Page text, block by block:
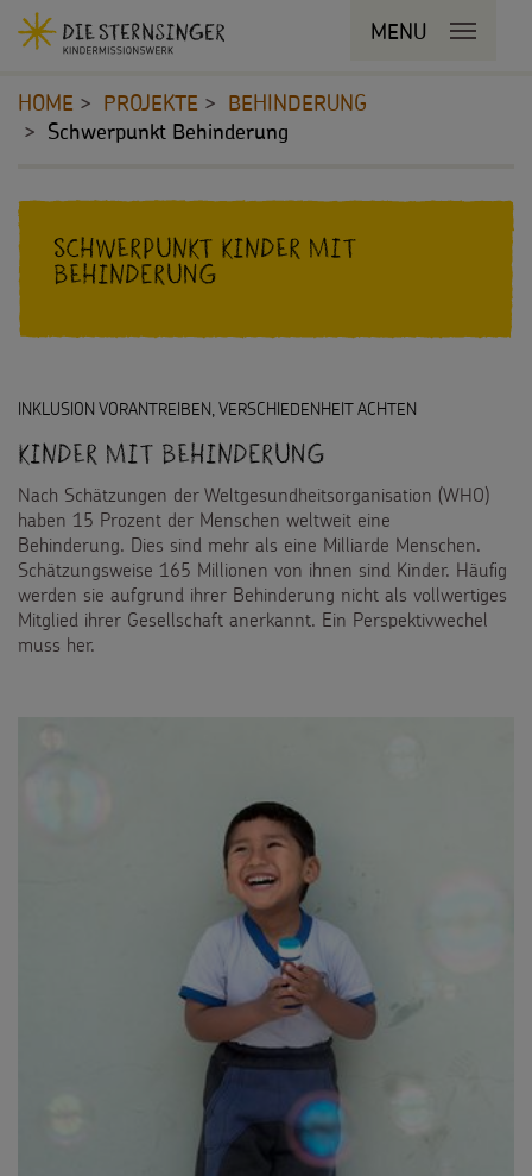
Navigationsabkürzungen
Seiteninhalt
Zur
Hauptnavigation
Suche
MENU
MENU SCHLIESSEN
Vorlagen, Lieder, Praktische Hilfen
Sternsinger-Material
Tipps und Anregungen
Hintergründe und Empfehlungen
Sternsingermobil
Fotoausstellung
PROJEKTE
Bildung
Gesundheit
Kinderrechte
Flucht
Kinderarbeit
BILDUNGSMATERIAL
Für die Pfarrgemeinde
Martinsaktion
Weltmissionstag der Kinder
Weihnachten Weltweit
Sternsinger-Spendenaktionen
Spendenformular
Spendenmöglichkeiten
Die Sternsinger auf WhatsApp
Backen und Basteln
Sternsinger-Magazin
befinden
sich
hier:
HOME PROJEKTE
BEHINDERUNG
Schwerpunkt Behinderung
Inhalt
Schwerpunkt Kinder mit
Behinderung
INKLUSION VORANTREIBEN, VERSCHIEDENHEIT ACHTEN
Kinder mit Behinderung
Nach Schätzungen der Weltgesundheitsorganisation (WHO)
haben 15 Prozent der Menschen weltweit eine
Behinderung. Dies sind mehr als eine Milliarde Menschen.
Schätzungsweise 165 Millionen von ihnen sind Kinder. Häufig
werden sie aufgrund ihrer Behinderung nicht als vollwertiges
Mitglied ihrer Gesellschaft anerkannt. Ein Perspektivwechel
muss her.